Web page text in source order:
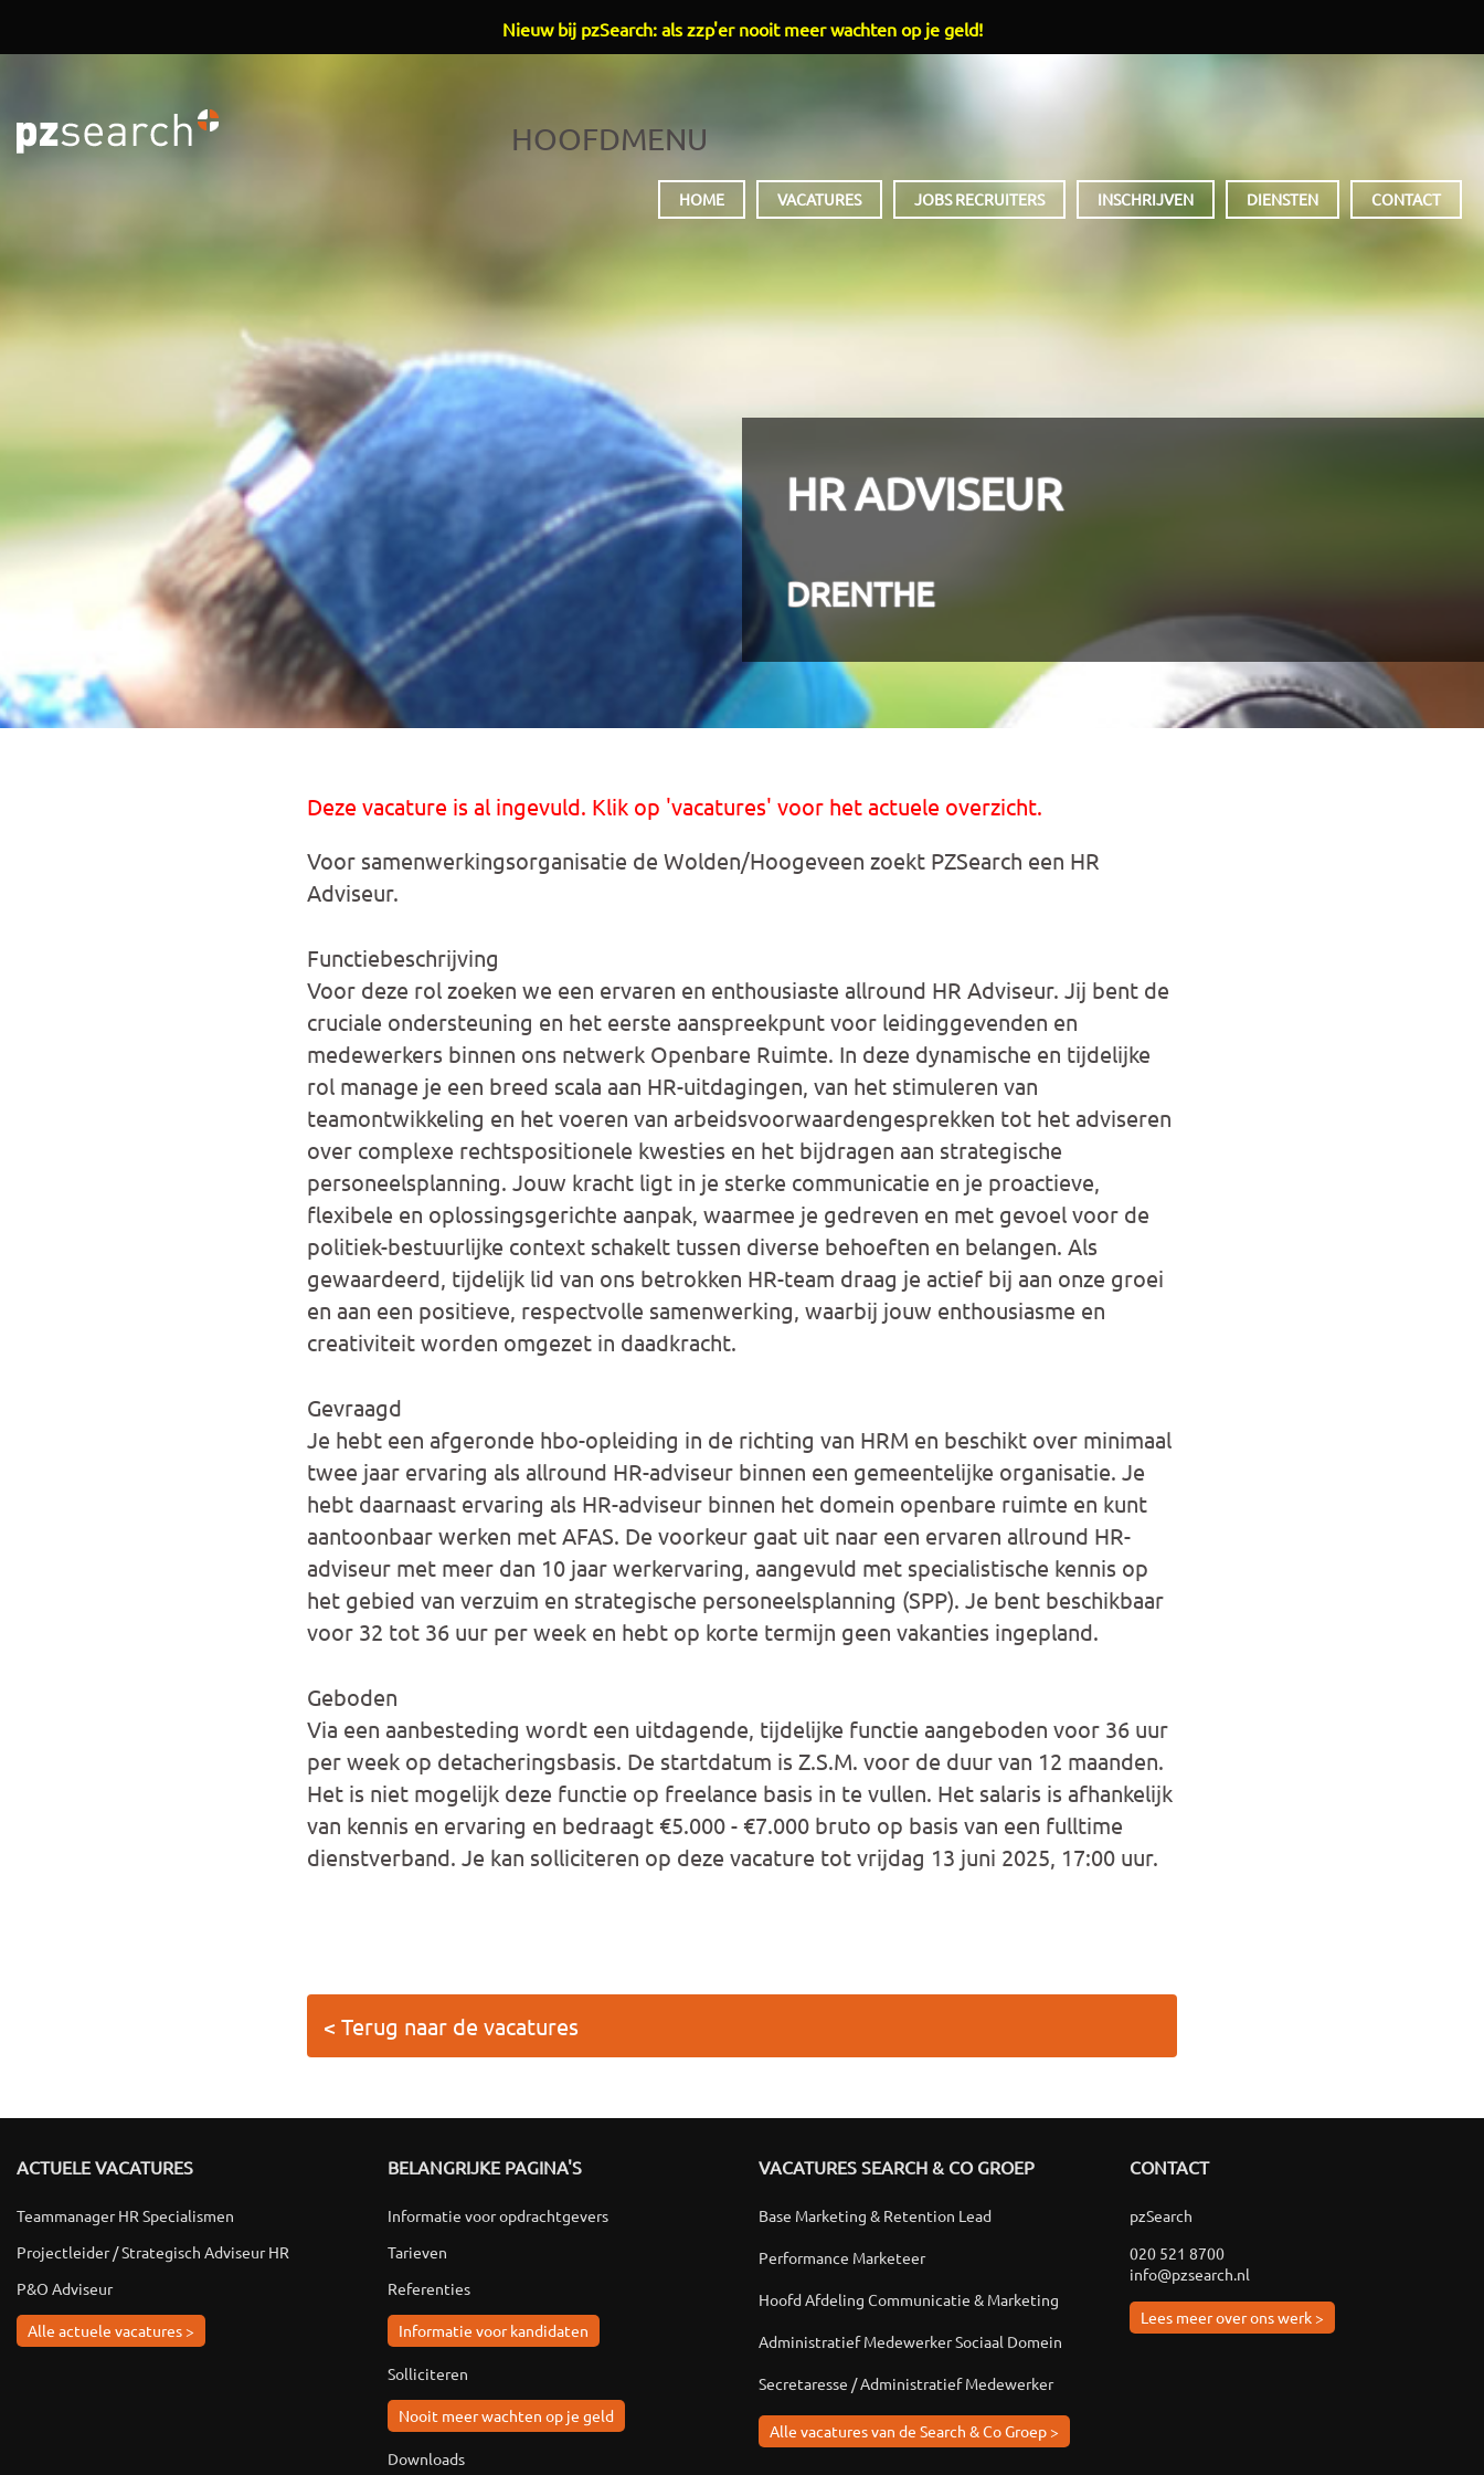
HOOFDMENU
HOME VACATURES JOBS RECRUITERS INSCHRIJVEN DIENSTEN CONTACT
HR ADVISEUR
DRENTHE
Deze vacature is al ingevuld. Klik op 'vacatures' voor het actuele overzicht.
Voor samenwerkingsorganisatie de Wolden/Hoogeveen zoekt PZSearch een HR
Adviseur.
Functiebeschrijving
Voor deze rol zoeken we een ervaren en enthousiaste allround HR Adviseur. Jij bent de
cruciale ondersteuning en het eerste aanspreekpunt voor leidinggevenden en
medewerkers binnen ons netwerk Openbare Ruimte. In deze dynamische en tijdelijke
rol manage je een breed scala aan HR-uitdagingen, van het stimuleren van
teamontwikkeling en het voeren van arbeidsvoorwaardengesprekken tot het adviseren
over complexe rechtspositionele kwesties en het bijdragen aan strategische
personeelsplanning. Jouw kracht ligt in je sterke communicatie en je proactieve,
flexibele en oplossingsgerichte aanpak, waarmee je gedreven en met gevoel voor de
politiek-bestuurlijke context schakelt tussen diverse behoeften en belangen. Als
gewaardeerd, tijdelijk lid van ons betrokken HR-team draag je actief bij aan onze groei
en aan een positieve, respectvolle samenwerking, waarbij jouw enthousiasme en
creativiteit worden omgezet in daadkracht.
Gevraagd
Je hebt een afgeronde hbo-opleiding in de richting van HRM en beschikt over minimaal
twee jaar ervaring als allround HR-adviseur binnen een gemeentelijke organisatie. Je
hebt daarnaast ervaring als HR-adviseur binnen het domein openbare ruimte en kunt
aantoonbaar werken met AFAS. De voorkeur gaat uit naar een ervaren allround HR-
adviseur met meer dan 10 jaar werkervaring, aangevuld met specialistische kennis op
het gebied van verzuim en strategische personeelsplanning (SPP). Je bent beschikbaar
voor 32 tot 36 uur per week en hebt op korte termijn geen vakanties ingepland.
Geboden
Via een aanbesteding wordt een uitdagende, tijdelijke functie aangeboden voor 36 uur
per week op detacheringsbasis. De startdatum is Z.S.M. voor de duur van 12 maanden.
Het is niet mogelijk deze functie op freelance basis in te vullen. Het salaris is afhankelijk
van kennis en ervaring en bedraagt €5.000 - €7.000 bruto op basis van een fulltime
dienstverband. Je kan solliciteren op deze vacature tot vrijdag 13 juni 2025, 17:00 uur.
< Terug naar de vacatures
ACTUELE VACATURES
Teammanager HR Specialismen
Projectleider / Strategisch Adviseur HR
P&O Adviseur
Alle actuele vacatures >
BELANGRIJKE PAGINA'S
Informatie voor opdrachtgevers
Tarieven
Referenties
Informatie voor kandidaten
Solliciteren
Nooit meer wachten op je geld
Downloads
VACATURES SEARCH & CO GROEP
Base Marketing & Retention Lead
Performance Marketeer
Hoofd Afdeling Communicatie & Marketing
Administratief Medewerker Sociaal Domein
Secretaresse / Administratief Medewerker
Alle vacatures van de Search & Co Groep >
CONTACT
pzSearch
020 521 8700
info@pzsearch.nl
Lees meer over ons werk >
Nieuw bij pzSearch: als zzp'er nooit meer wachten op je geld!